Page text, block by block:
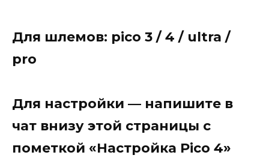
Для шлемов: pico 3 / 4 / ultra /
pro
Для настройки — напишите в
чат внизу этой страницы с
пометкой «Настройка Pico 4»